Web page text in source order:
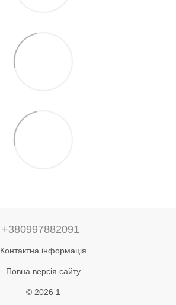
+380997882091
Контактна інформація
Повна версія сайту
© 2026 1